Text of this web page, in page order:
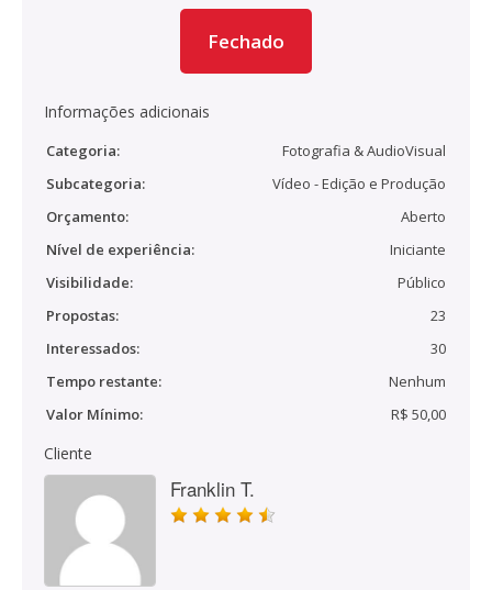
Fechado
Informações adicionais
Categoria:
Fotografia & AudioVisual
Subcategoria:
Vídeo - Edição e Produção
Orçamento:
Aberto
Nível de experiência:
Iniciante
Visibilidade:
Público
Propostas:
23
Interessados:
30
Tempo restante:
Nenhum
Valor Mínimo:
R$ 50,00
Cliente
Franklin T.